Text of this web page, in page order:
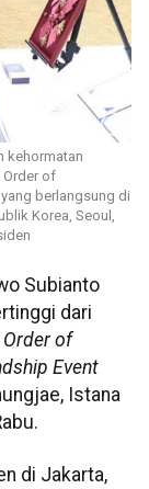
kehormatan
Order of
berlangsung di
Korea, Seoul,
Subianto
dari
Order of
Event
Istana
di Jakarta,